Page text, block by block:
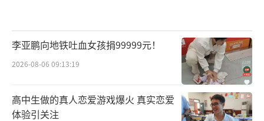
李亚鹏向地铁吐血女孩捐99999元！
2026-08-06 09:13:19
高中生做的真人恋爱游戏爆火 真实恋爱
体验引关注